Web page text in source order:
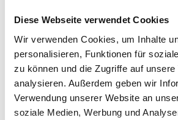
Diese Webseite verwendet Cookies
Wir verwenden Cookies, um Inhalte
personalisieren, Funktionen für
zu können und die Zugriffe auf
analysieren. Außerdem geben wir
Verwendung unserer Website an
soziale Medien, Werbung und